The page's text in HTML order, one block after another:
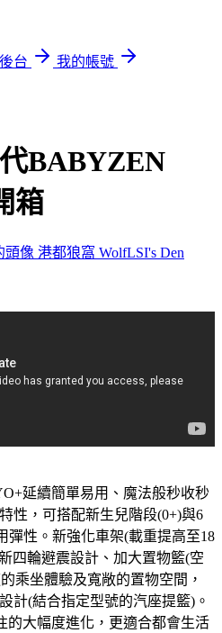
台
我的帳號
BABYZEN
箱
港都狼窩 WolfLSI's Den
延續簡單易用、魔法般秒收秒
性，可搭配新生兒階段(0+)與6
彈性。新強化車架(載重提高至18
四輪避震設計、加大置物籃(空
乘坐體驗及寬敞的置物空間，
計(結合指定型號的汽座提籃) 。
的大幅度進化，更適合都會生活